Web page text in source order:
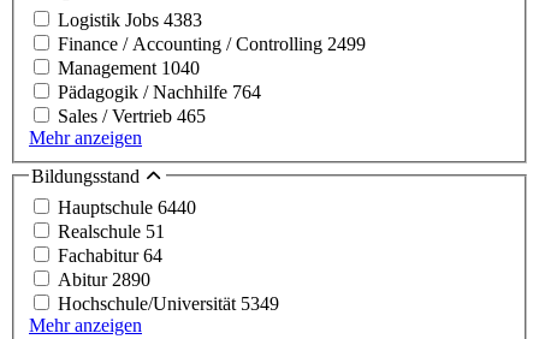
Logistik Jobs 4383
Finance / Accounting / Controlling 2499
Management 1040
Pädagogik / Nachhilfe 764
Sales / Vertrieb 465
Mehr anzeigen
Bildungsstand
Hauptschule 6440
Realschule 51
Fachabitur64
Abitur 2890
Hochschule/Universität 5349
Mehr anzeigen